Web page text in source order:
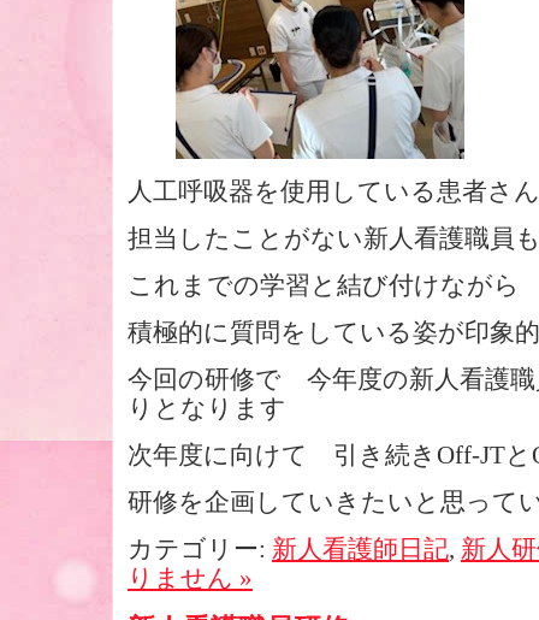
人工呼吸器を使用している患者さ
担当したことがない新人看護職員
これまでの学習と結び付けなが
積極的に質問をしている姿が印象
今回の研修で 今年度の新人看護
りとなります
次年度に向けて 引き続きOff-JTと
研修を企画していきたいと思って
カテゴリー: 新人看護師日記, 新人
りません »